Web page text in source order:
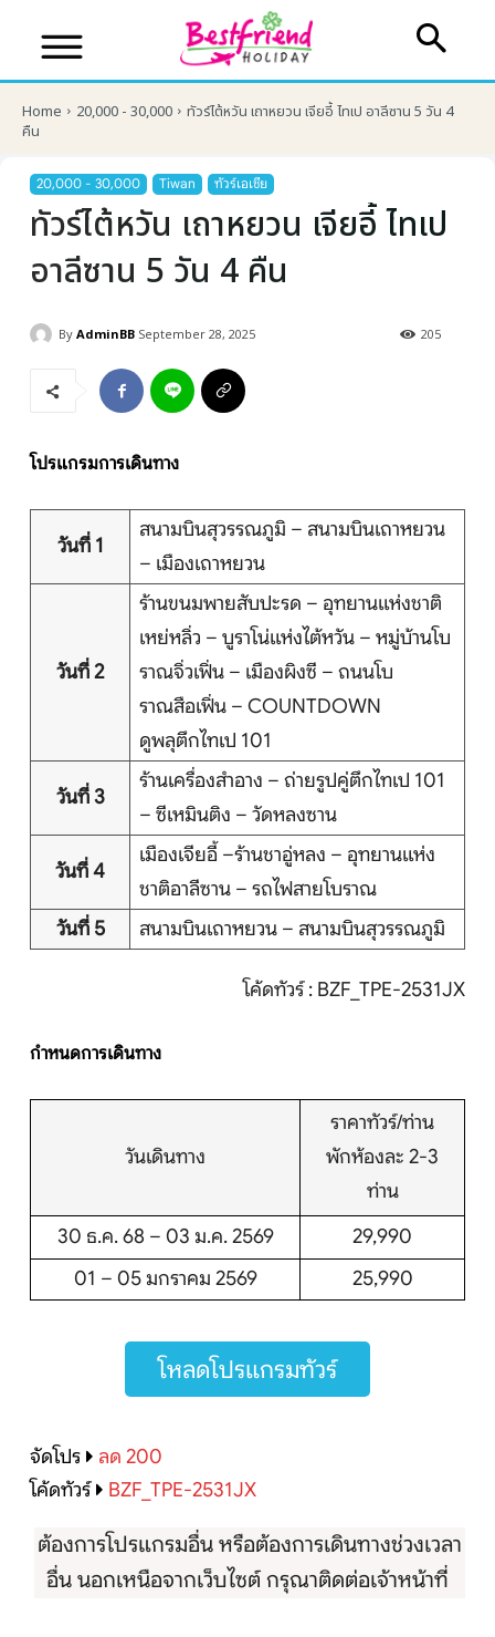
บริษัทเบสเฟรนด์ ฮอลิเดย์
หน้าแรก
ทัวร์ต่างประเทศ
จัดกรุ๊ปต่างประเทศ
โปรไฟไหม้
ทัวร์ในประเทศ
จัดกรุ๊ปในประเทศ
เรือเจ้าพระยา
ติดต่อเรา
Search
Home 20,000 - 30,000
ทัวร์ไต้หวัน เถาหยวน เจียอี้ ไทเป อาลีซาน 5 วัน 4
คืน
20,000 - 30,000 Tiwan ทัวร์เอเชีย
ทัวร์ไต้หวัน เถาหยวน เจียอี้ ไทเป
อาลีซาน 5 วัน 4 คืน
By AdminBB September 28, 2025 205
โปรแกรมการเดินทาง
วันที่ 1
สนามบินสุวรรณภูมิ – สนามบินเถาหยวน
– เมืองเถาหยวน
วันที่ 2
ร้านขนมพายสับปะรด – อุทยานแห่งชาติ
เหย่หลิ่ว – บูราโน่แห่งไต้หวัน – หมู่บ้านโบ
ราณจิ่วเฟิ่น – เมืองผิงซี – ถนนโบ
ราณสือเฟิ่น – COUNTDOWN
ดูพลุตึกไทเป 101
วันที่ 3
ร้านเครื่องสำอาง – ถ่ายรูปคู่ตึกไทเป 101
– ซีเหมินติง – วัดหลงซาน
วันที่ 4
เมืองเจียอี้ –ร้านชาอู่หลง – อุทยานแห่ง
ชาติอาลีซาน – รถไฟสายโบราณ
วันที่ 5
สนามบินเถาหยวน – สนามบินสุวรรณภูมิ
โค้ดทัวร์ : BZF_TPE-2531JX
กำหนดการเดินทาง
วันเดินทาง
ราคาทัวร์/ท่าน
พักห้องละ 2-3
ท่าน
30 ธ.ค. 68 – 03 ม.ค. 2569
29,990
01 – 05 มกราคม 2569
25,990
โหลดโปรแกรมทัวร์
จัดโปร
ลด 200
โค้ดทัวร์
BZF_TPE-2531JX
ต้องการโปรแกรมอื่น หรือต้องการเดินทางช่วงเวลา
อื่น นอกเหนือจากเว็บไซต์ กรุณาติดต่อเจ้าหน้าที่